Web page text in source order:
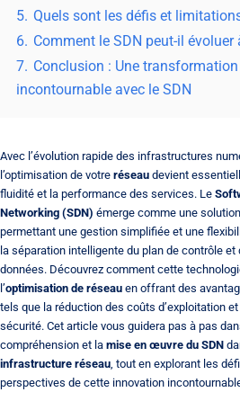
5. Quels sont les défis et
6. Comment le SDN peut-il évoluer
7. Conclusion : Une
incontournable avec le SDN
Avec l’évolution rapide des infrastructures
l’optimisation de votre réseau devient
fluidité et la performance des services. Le
Networking (SDN) émerge comme une
permettant une gestion simplifiée et une
la séparation intelligente du plan de contrôle et
données. Découvrez comment cette
l’optimisation de réseau en offrant des
tels que la réduction des coûts d’exploitation
sécurité. Cet article vous guidera pas à pas
compréhension et la mise en œuvre du SDN
infrastructure réseau , tout en explorant les
perspectives de cette innovation